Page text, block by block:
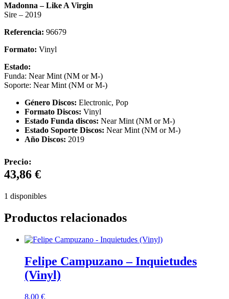
Madonna – Like A Virgin
Sire – 2019
Referencia: 96679
Formato: Vinyl
Estado:
Funda: Near Mint (NM or M-)
Soporte: Near Mint (NM or M-)
Género Discos: Electronic, Pop
Formato Discos: Vinyl
Estado Funda discos: Near Mint (NM or M-)
Estado Soporte Discos: Near Mint (NM or M-)
Año Discos: 2019
Precio:
43,86 €
1 disponibles
Productos relacionados
Felipe Campuzano – Inquietudes
(Vinyl)
8,00 €